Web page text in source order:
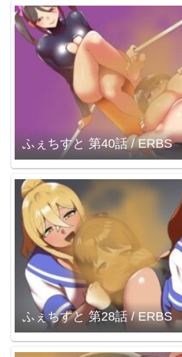
ふぇちすと 第40話 / ERBS
ふぇちすと 第28話 / ERBS